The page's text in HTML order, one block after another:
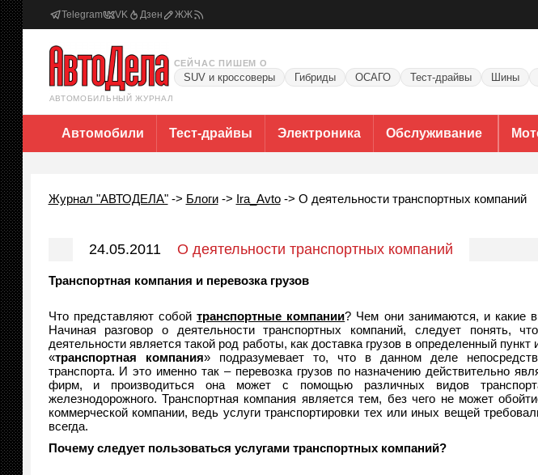
Telegram VK Дзен ЖЖ
АВТОМОБИЛЬНЫЙ ЖУРНАЛ
СЕЙЧАС ПИШЕМ О
SUV и кроссоверы Гибриды ОСАГО Тест-драйвы Шины
Автомобили Тест-драйвы Электроника Обслуживание
Журнал "АВТОДЕЛА"-> Блоги-> Ira_Avto-> О деятельности транспортных компаний
24.05.2011 О деятельности транспортных компаний
Транспортная компания и перевозка грузов
Что представляют собойтранспортные компании? Чем они занимаются, и какие
Начиная разговор о деятельности транспортных компаний, следует понять,
деятельности является такой род работы, как доставка грузов в определенный
«транспортная компания» подразумевает то, что в данном деле
транспорта. И это именно так – перевозка грузов по назначению действительно
фирм, и производиться она может с помощью различных видов
железнодорожного. Транспортная компания является тем, без чего не может
коммерческой компании, ведь услуги транспортировки тех или иных вещей
всегда.
Почему следует пользоваться услугами транспортных компаний?